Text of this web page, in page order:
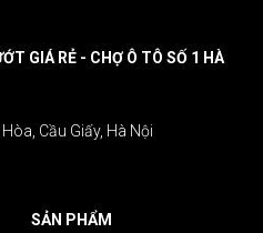
GIÁ RẺ - CHỢ Ô TÔ SỐ 1 HÀ
Cầu Giấy, Hà Nội
SẢN PHẨM